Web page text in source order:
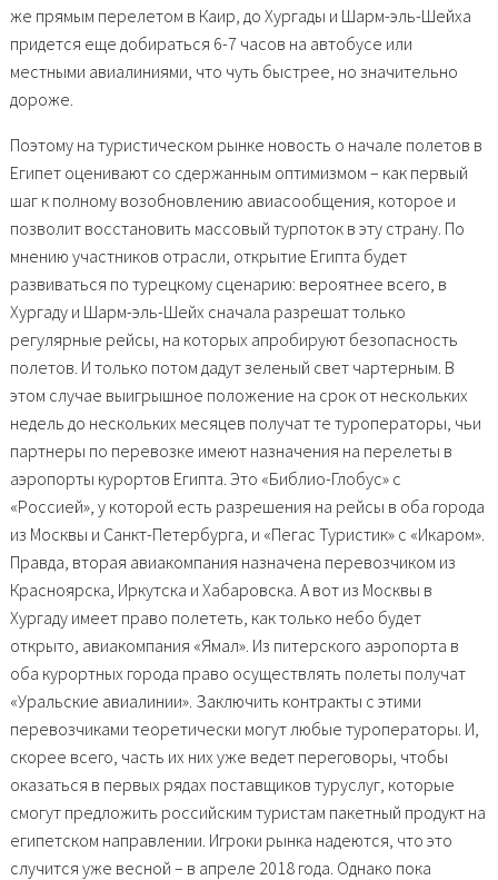
же прямым перелетом в Каир, до Хургады и Шарм-эль-Шейха
придется еще добираться 6-7 часов на автобусе или
местными авиалиниями, что чуть быстрее, но значительно
дороже.
Поэтому на туристическом рынке новость о начале полетов в
Египет оценивают со сдержанным оптимизмом – как первый
шаг к полному возобновлению авиасообщения, которое и
позволит восстановить массовый турпоток в эту страну. По
мнению участников отрасли, открытие Египта будет
развиваться по турецкому сценарию: вероятнее всего, в
Хургаду и Шарм-эль-Шейх сначала разрешат только
регулярные рейсы, на которых апробируют безопасность
полетов. И только потом дадут зеленый свет чартерным. В
этом случае выигрышное положение на срок от нескольких
недель до нескольких месяцев получат те туроператоры, чьи
партнеры по перевозке имеют назначения на перелеты в
аэропорты курортов Египта. Это «Библио-Глобус» с
«Россией», у которой есть разрешения на рейсы в оба города
из Москвы и Санкт-Петербурга, и «Пегас Туристик» с «Икаром».
Правда, вторая авиакомпания назначена перевозчиком из
Красноярска, Иркутска и Хабаровска. А вот из Москвы в
Хургаду имеет право полететь, как только небо будет
открыто, авиакомпания «Ямал». Из питерского аэропорта в
оба курортных города право осуществлять полеты получат
«Уральские авиалинии». Заключить контракты с этими
перевозчиками теоретически могут любые туроператоры. И,
скорее всего, часть их них уже ведет переговоры, чтобы
оказаться в первых рядах поставщиков туруслуг, которые
смогут предложить российским туристам пакетный продукт на
египетском направлении. Игроки рынка надеются, что это
случится уже весной – в апреле 2018 года. Однако пока